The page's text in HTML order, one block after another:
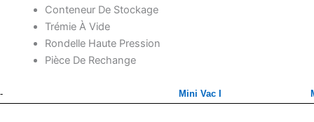
Conteneur De Stockage
Trémie À Vide
Rondelle Haute Pression
Pièce De Rechange
- Mini Vac I